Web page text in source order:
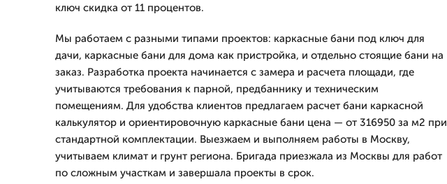
ключ скидка от 11 процентов.
Мы работаем с разными типами проектов: каркасные бани под ключ для
дачи, каркасные бани для дома как пристройка, и отдельно стоящие бани на
заказ. Разработка проекта начинается с замера и расчета площади, где
учитываются требования к парной, предбаннику и техническим
помещениям. Для удобства клиентов предлагаем расчет бани каркасной
калькулятор и ориентировочную каркасные бани цена — от 316950 за м2 при
стандартной комплектации. Выезжаем и выполняем работы в Москву,
учитываем климат и грунт региона. Бригада приезжала из Москвы для работ
по сложным участкам и завершала проекты в срок.